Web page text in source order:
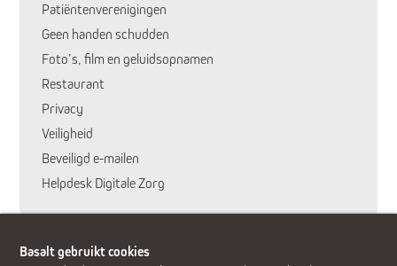
Patiëntenverenigingen
Geen handen schudden
Foto’s, film en geluidsopnamen
Restaurant
Privacy
Veiligheid
Huidige pagina:
Beveiligd e-mailen
Helpdesk Digitale Zorg
Basalt gebruikt cookies